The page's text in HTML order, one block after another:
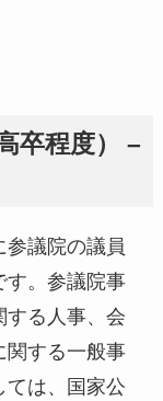
卒程度） –
参議院の議員
す。参議院事
する人事、会
関する一般事
ては、国家公